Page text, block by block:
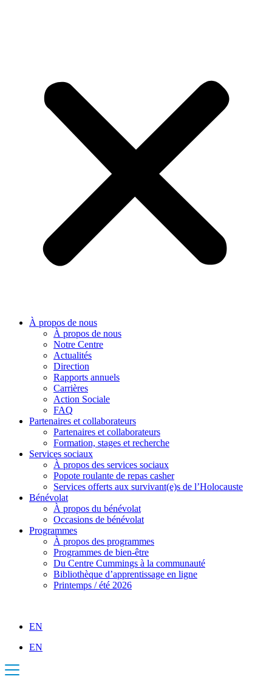
À propos de nous
À propos de nous
Notre Centre
Actualités
Direction
Rapports annuels
Carrières
Action Sociale
FAQ
Partenaires et collaborateurs
Partenaires et collaborateurs
Formation, stages et recherche
Services sociaux
À propos des services sociaux
Popote roulante de repas casher
Services offerts aux survivant(e)s de l’Holocauste
Bénévolat
À propos du bénévolat
Occasions de bénévolat
Programmes
À propos des programmes
Programmes de bien-être
Du Centre Cummings à la communauté
Bibliothèque d’apprentissage en ligne
Printemps / été 2026
EN
EN